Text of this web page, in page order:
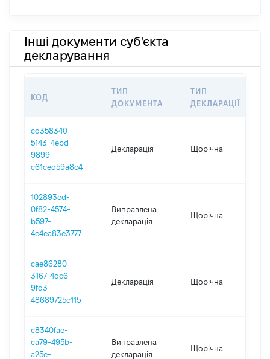
Інші документи суб'єкта
декларування
КОД
ТИП
ДОКУМЕНТА
ТИП
ДЕКЛАРАЦІЇ
cd358340-
5143-4ebd-
9899-
c61ced59a8c4
Декларація Щорічна
102893ed-
0f82-4574-
b597-
4e4ea83e3777
Виправлена
декларація
Щорічна
cae86280-
3167-4dc6-
9fd3-
48689725c115
Декларація Щорічна
c8340fae-
ca79-495b-
a25e-
Виправлена
декларація
Щорічна